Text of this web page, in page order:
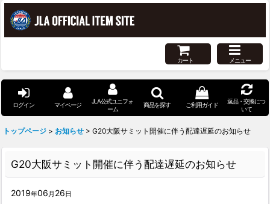
カート メニュー
ログイン マイページ
JLA公式ユニフォ
ーム
商品を探す ご利用ガイド
返品・交換につ
いて
トップページ > お知らせ > G20大阪サミット開催に伴う配達遅延のお知らせ
G20大阪サミット開催に伴う配達遅延のお知らせ
2019年06 月 26日